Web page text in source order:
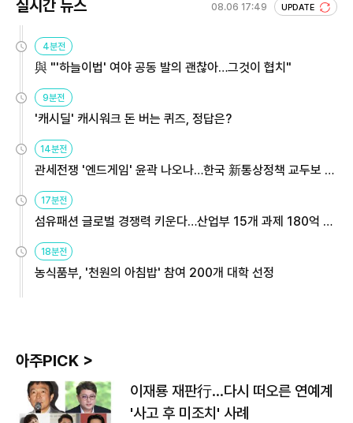
실시간 뉴스 08.06 17:49 UPDATE
4분전
與 "'하늘이법' 여야 공동 발의 괜찮아…그것이 협치"
9분전
'캐시딜' 캐시워크 돈 버는 퀴즈, 정답은?
14분전
관세전쟁 '엔드게임' 윤곽 나오나…한국 新통상정책 교두보 활
용해야
17분전
섬유패션 글로벌 경쟁력 키운다…산업부 15개 과제 180억 지
원
18분전
농식품부, '천원의 아침밥' 참여 200개 대학 선정
아주PICK >
이재룡 재판行…다시 떠오른 연예계
'사고 후 미조치' 사례